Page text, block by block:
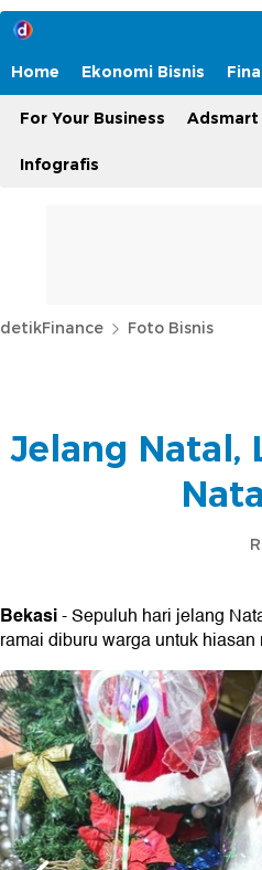
Home Ekonomi Bisnis
For Your Business Adsmart
Infografis
detikFinance Foto Bisnis
Jelang Natal,
Bekasi- Sepuluh hari jelang
ramai diburu warga untuk